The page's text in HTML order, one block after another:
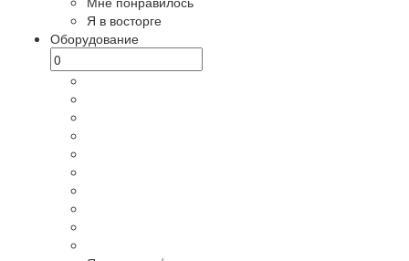
Я в восторге
Оборудование